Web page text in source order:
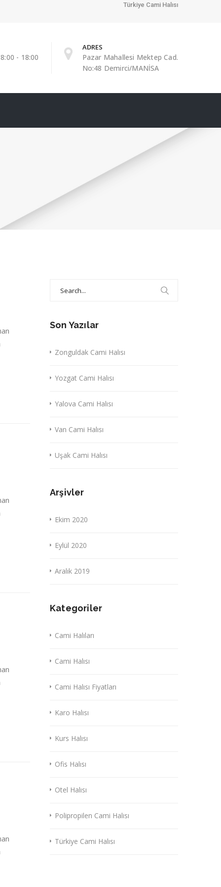
Türkiye Cami Halısı
- 18:00
ADRES
Pazar Mahallesi Mektep Cad.
No:48 Demirci/MANİSA
Son Yazılar
Zonguldak Cami Halısı
Yozgat Cami Halısı
Yalova Cami Halısı
Van Cami Halısı
Uşak Cami Halısı
Arşivler
Ekim 2020
Eylül 2020
Aralık 2019
Kategoriler
Cami Halıları
Cami Halısı
Cami Halısı Fiyatları
Karo Halısı
Kurs Halısı
Ofis Halısı
Otel Halısı
Polipropilen Cami Halısı
Türkiye Cami Halısı